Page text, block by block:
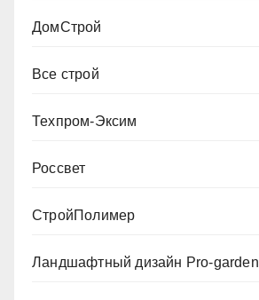
ДомСтрой
Все строй
Техпром-Эксим
Россвет
СтройПолимер
Ландшафтный дизайн Pro-garden